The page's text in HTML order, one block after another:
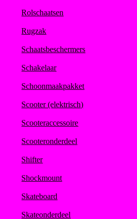
Rolschaatsen
Rugzak
Schaatsbeschermers
Schakelaar
Schoonmaakpakket
Scooter (elektrisch)
Scooteraccessoire
Scooteronderdeel
Shifter
Shockmount
Skateboard
Skateonderdeel